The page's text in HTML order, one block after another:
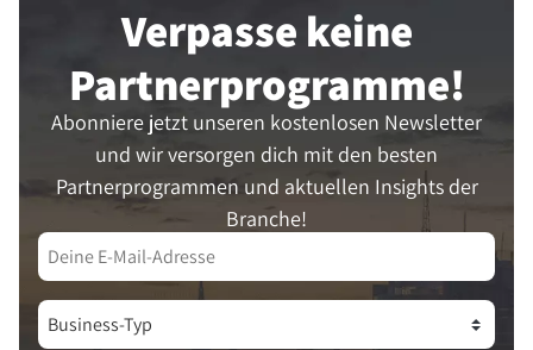
Verpasse keine
Partner­programme!
Abonniere jetzt unseren kostenlosen Newsletter
und wir versorgen dich mit den besten
Partnerprogrammen und aktuellen Insights der
Branche!